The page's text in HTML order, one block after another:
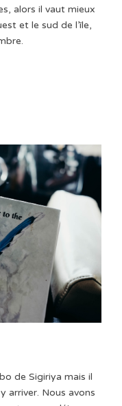
alors il vaut mieux
et le sud de l’île,
de Sigiriya mais il
arriver. Nous avons